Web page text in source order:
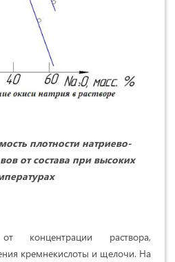
плотности натриево-
от состава при высоких
концентрации раствора,
кремнекислоты и щелочи. На